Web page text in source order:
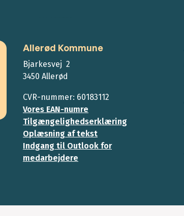
Allerød Kommune
Bjarkesvej 2
3450 Allerød
CVR-nummer: 60183112
Vores EAN-numre
Tilgængelighedserklæring
Oplæsning af tekst
Indgang til Outlook for
medarbejdere